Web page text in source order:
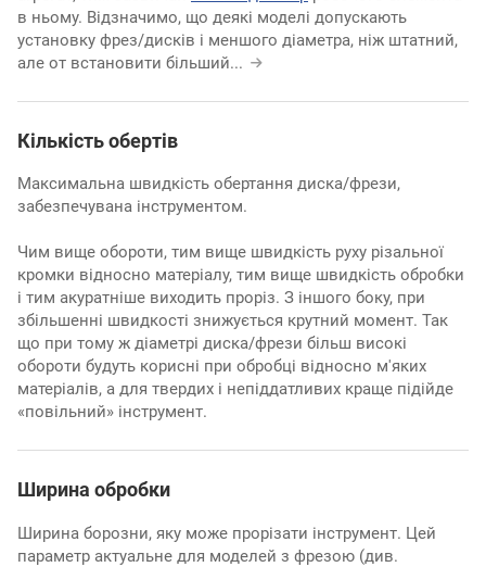
в ньому. Відзначимо, що деякі моделі допускають
установку фрез/дисків і меншого діаметра, ніж штатний,
але от встановити більший...
Кількість обертів
Максимальна швидкість обертання диска/фрези,
забезпечувана інструментом.
Чим вище обороти, тим вище швидкість руху різальної
кромки відносно матеріалу, тим вище швидкість обробки
і тим акуратніше виходить проріз. З іншого боку, при
збільшенні швидкості знижується крутний момент. Так
що при тому ж діаметрі диска/фрези більш високі
обороти будуть корисні при обробці відносно м'яких
матеріалів, а для твердих і непіддатливих краще підійде
«повільний» інструмент.
Ширина обробки
Ширина борозни, яку може прорізати інструмент. Цей
параметр актуальне для моделей з фрезою (див.